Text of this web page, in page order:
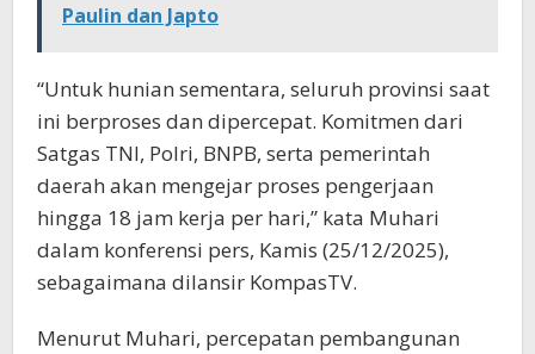
Paulin dan Japto
“Untuk hunian sementara, seluruh provinsi saat
ini berproses dan dipercepat. Komitmen dari
Satgas TNI, Polri, BNPB, serta pemerintah
daerah akan mengejar proses pengerjaan
hingga 18 jam kerja per hari,” kata Muhari
dalam konferensi pers, Kamis (25/12/2025),
sebagaimana dilansir KompasTV.
Menurut Muhari, percepatan pembangunan